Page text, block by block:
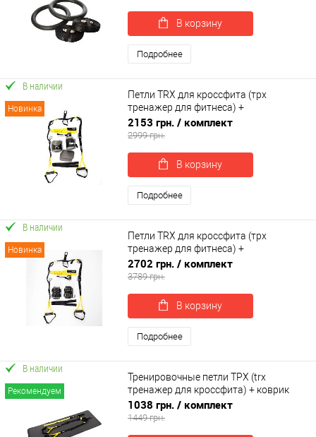
В корзину
Подробнее
Новинка
В наличии
Петли TRX для кроссфита (трх
тренажер для фитнеса) +
гравитационные ботинки для турника
OSPORT Set 55 (n-0085)
2153 грн. / комплект
2999 грн.
В корзину
Подробнее
Новинка
В наличии
Петли TRX для кроссфита (трх
тренажер для фитнеса) +
гравитационные ботинки для турника
OSPORT Set 54 (n-0084)
2702 грн. / комплект
3789 грн.
В корзину
Подробнее
Рекомендуем
В наличии
Тренировочные петли ТРХ (trx
тренажер для кроссфита) + коврик
для йоги и фитнеса OSPORT Set 57 (n-
0087)
1038 грн. / комплект
1449 грн.